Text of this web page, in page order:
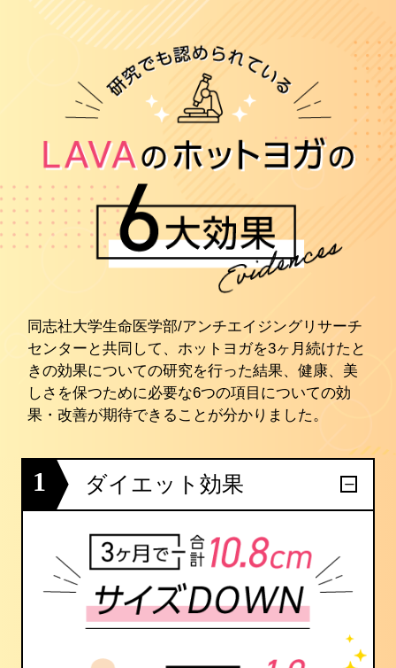
同志社大学生命医学部/アンチエイジングリサーチ
センターと共同して、ホットヨガを3ヶ月続けたと
きの効果についての研究を行った結果、健康、美
しさを保つために必要な6つの項目についての効
果・改善が期待できることが分かりました。
1 ダイエット効果